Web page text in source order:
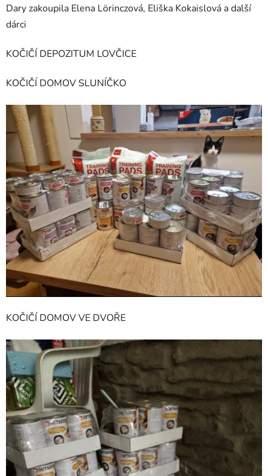
Dary zakoupila Elena Lörinczová, Eliška Kokaislová a další
dárci
KOČIČÍ DEPOZITUM LOVČICE
KOČIČÍ DOMOV SLUNÍČKO
KOČIČÍ DOMOV VE DVOŘE